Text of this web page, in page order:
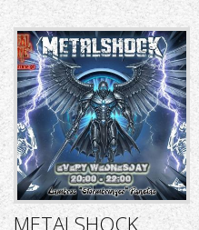
METALSHOCK